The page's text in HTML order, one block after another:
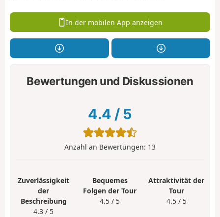
In der mobilen App anzeigen
Bewertungen und Diskussionen
4.4 / 5
Anzahl an Bewertungen: 13
Zuverlässigkeit
der
Beschreibung
4.3 / 5
Bequemes
Folgen der Tour
4.5 / 5
Attraktivität der
Tour
4.5 / 5